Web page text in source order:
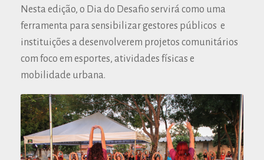
Nesta edição, o Dia do Desafio servirá como uma
ferramenta para sensibilizar gestores públicos e
instituições a desenvolverem projetos comunitários
com foco em esportes, atividades físicas e
mobilidade urbana.